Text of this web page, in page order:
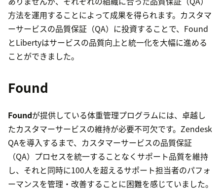
方法を運用することによって成果を得られます。カスタマ
ーサービスの品質保証（QA）に投資することで、Found
とLibertyはサービスの品質向上と統一化を大幅に進める
ことができました。
Found
Foundが提供している体重管理プログラムには、卓越し
たカスタマーサービスの維持が必要不可欠です。Zendesk
QAを導入するまで、カスタマーサービスの品質保証
（QA）プロセスを統一することなくサポート品質を維持
し、それと同時に100人を超えるサポート担当者のパフォ
ーマンスを管理・改善することに困難を感じていました。